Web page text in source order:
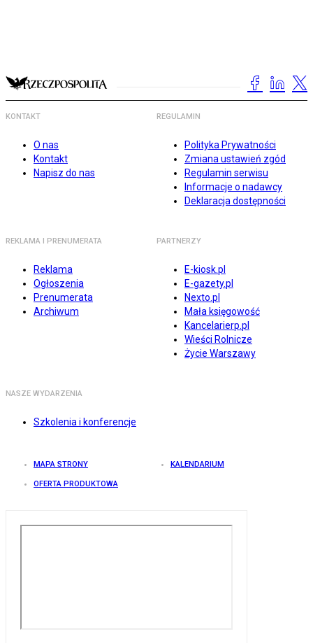
KONTAKT
O nas
Kontakt
Napisz do nas
REGULAMIN
Polityka Prywatności
Zmiana ustawień zgód
Regulamin serwisu
Informacje o nadawcy
Deklaracja dostępności
REKLAMA I PRENUMERATA
Reklama
Ogłoszenia
Prenumerata
Archiwum
PARTNERZY
E-kiosk.pl
E-gazety.pl
Nexto.pl
Mała księgowość
Kancelarierp.pl
Wieści Rolnicze
Życie Warszawy
NASZE WYDARZENIA
Szkolenia i konferencje
MAPA STRONY KALENDARIUM
OFERTA PRODUKTOWA